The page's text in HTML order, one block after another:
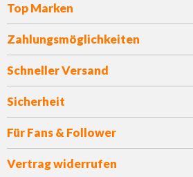
Top Marken
Zahlungsmöglichkeiten
Schneller Versand
Sicherheit
Für Fans & Follower
Vertrag widerrufen